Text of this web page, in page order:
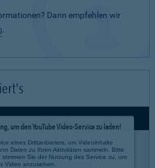
Dann empfehlen wir
.
um den YouTube Video-Service zu laden!
eines Drittanbieters, um Videoinhalte
Daten zu Ihren Aktivitäten sammeln. Bitte
Sie der Nutzung des Service zu, um
Video anzusehen.